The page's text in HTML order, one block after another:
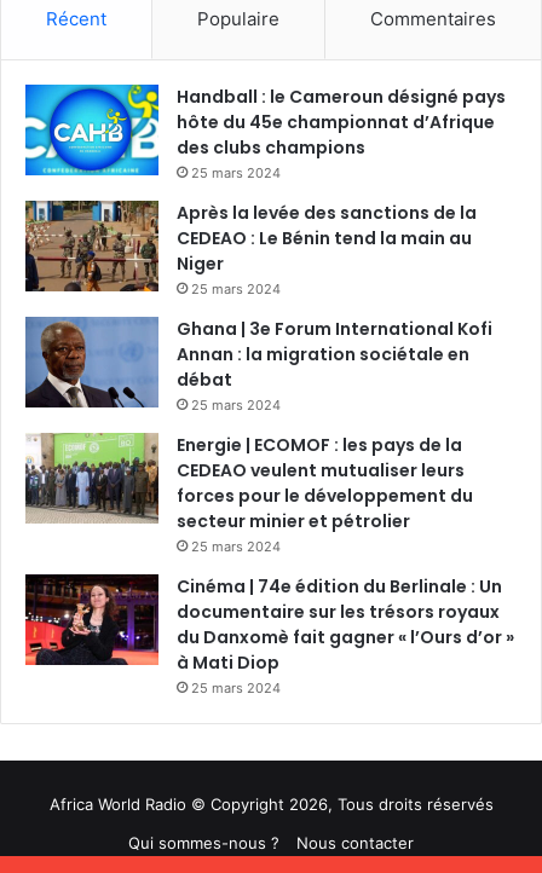
Récent Populaire Commentaires
Handball : le Cameroun désigné pays
hôte du 45e championnat d’Afrique
des clubs champions
25 mars 2024
Après la levée des sanctions de la
CEDEAO : Le Bénin tend la main au
Niger
25 mars 2024
Ghana | 3e Forum International Kofi
Annan : la migration sociétale en
débat
25 mars 2024
Energie | ECOMOF : les pays de la
CEDEAO veulent mutualiser leurs
forces pour le développement du
secteur minier et pétrolier
25 mars 2024
Cinéma | 74e édition du Berlinale : Un
documentaire sur les trésors royaux
du Danxomè fait gagner « l’Ours d’or »
à Mati Diop
25 mars 2024
Africa World Radio © Copyright 2026, Tous droits réservés
Qui sommes-nous ?
Nous contacter